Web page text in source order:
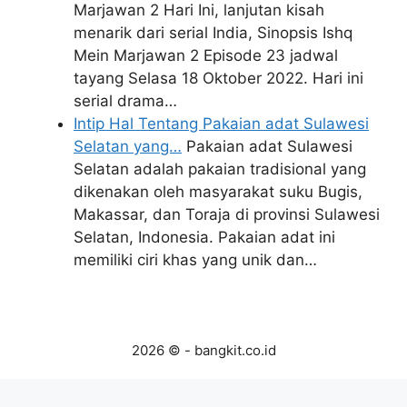
Marjawan 2 Hari Ini, lanjutan kisah
menarik dari serial India, Sinopsis Ishq
Mein Marjawan 2 Episode 23 jadwal
tayang Selasa 18 Oktober 2022. Hari ini
serial drama…
Intip Hal Tentang Pakaian adat Sulawesi
Selatan yang… Pakaian adat Sulawesi
Selatan adalah pakaian tradisional yang
dikenakan oleh masyarakat suku Bugis,
Makassar, dan Toraja di provinsi Sulawesi
Selatan, Indonesia. Pakaian adat ini
memiliki ciri khas yang unik dan…
2026 © - bangkit.co.id